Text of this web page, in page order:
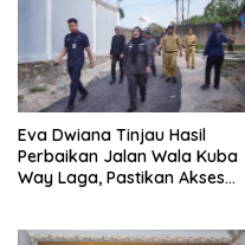
Eva Dwiana Tinjau Hasil
Perbaikan Jalan Wala Kuba
Way Laga, Pastikan Akses